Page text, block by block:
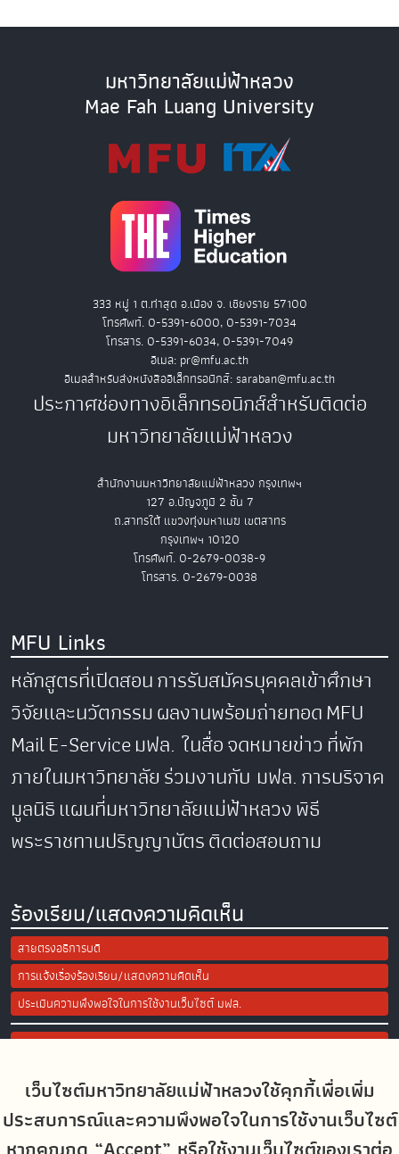
เว็บไซต์มหาวิทยาลัยแม่ฟ้าหลวงใช้คุกกี้เพื่อเพิ่ม
ประสบการณ์และความพึงพอใจในการใช้งานเว็บไซต์
มหาวิทยาลัยแม่ฟ้าหลวง
Mae Fah Luang University
333 หมู่ 1 ต.ท่าสุด อ.เมือง จ. เชียงราย 57100
โทรศัพท์. 0-5391-6000, 0-5391-7034
โทรสาร. 0-5391-6034, 0-5391-7049
อีเมล: pr@mfu.ac.th
อีเมลสำหรับส่งหนังสืออิเล็กทรอนิกส์: saraban@mfu.ac.th
ประกาศช่องทางอิเล็กทรอนิกส์สำหรับติดต่อ
มหาวิทยาลัยแม่ฟ้าหลวง
สำนักงานมหาวิทยาลัยแม่ฟ้าหลวง กรุงเทพฯ
127 อ.ปัญจภูมิ 2 ชั้น 7
ถ.สาทรใต้ แขวงทุ่งมหาเมฆ เขตสาทร
กรุงเทพฯ 10120
โทรศัพท์. 0-2679-0038-9
โทรสาร. 0-2679-0038
MFU Links
หลักสูตรที่เปิดสอนการรับสมัครบุคคลเข้าศึกษา
วิจัยและนวัตกรรมผลงานพร้อมถ่ายทอดMFU
MailE-Serviceมฟล. ในสื่อจดหมายข่าวที่พัก
ภายในมหาวิทยาลัยร่วมงานกับ มฟล.การบริจาค
มูลนิธิแผนที่มหาวิทยาลัยแม่ฟ้าหลวงพิธี
พระราชทานปริญญาบัตรติดต่อสอบถาม
ร้องเรียน/แสดงความคิดเห็น
สายตรงอธิการบดี
การแจ้งเรื่องร้องเรียน/แสดงความคิดเห็น
ประเมินความพึงพอใจในการใช้งานเว็บไซต์ มฟล.
Site Map
Social Media